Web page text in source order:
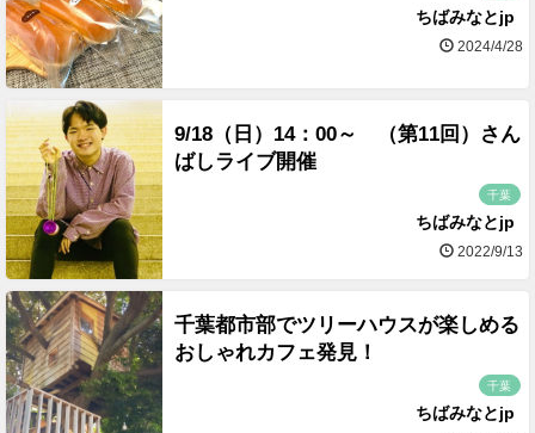
ちばみなとjp
2024/4/28
9/18（日）14：00～ （第11回）さん
ばしライブ開催
千葉
ちばみなとjp
2022/9/13
千葉都市部でツリーハウスが楽しめる
おしゃれカフェ発見！
千葉
ちばみなとjp